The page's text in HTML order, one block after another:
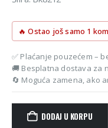
🔥 Ostao još samo 1
✅ Plaćanje pouzećem –
🚚 Besplatna dostava za
🔄 Moguća zamena, ako
DODAJ U KORPU
Alternative: